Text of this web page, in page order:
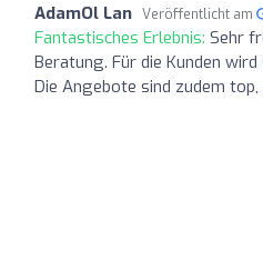
AdamOl Lan Veröffentlicht am
Fantastisches Erlebnis: Sehr
Beratung. Für die Kunden
Die Angebote sind zudem